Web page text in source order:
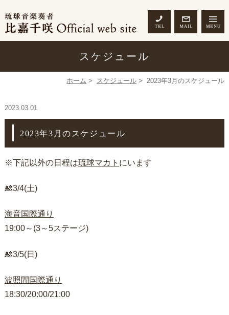
スケジュール
ホーム > スケジュール > 2023年3月のスケジュール
2023.03.01
2023年3月のスケジュール
※下記以外の日程は琉球マカト にいます
🎎3/4(土)
海音国際通り
19:00～(3～5ステージ)
🎎3/5(日)
波照間国際通り
18:30/20:00/21:00